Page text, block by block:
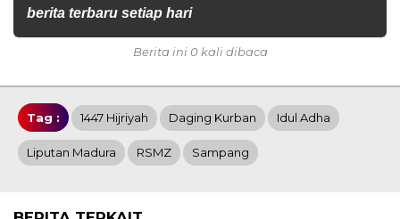
berita terbaru setiap hari
Berita ini 0 kali dibaca
Tag : 1447 Hijriyah Daging Kurban Idul Adha
Liputan Madura RSMZ Sampang